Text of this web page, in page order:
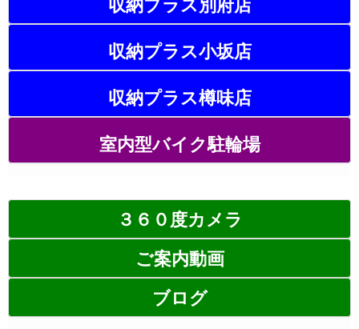
収納プラス別府店
収納プラス小坂店
収納プラス樽味店
室内型バイク駐輪場
３６０度カメラ
ご案内動画
ブログ